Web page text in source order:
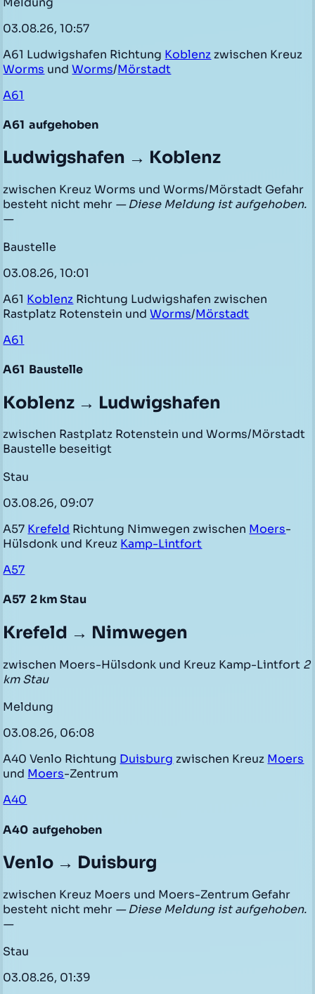
03.08.26, 10:57
A61 Ludwigshafen Richtung Koblenz zwischen Kreuz
Worms undWorms/Mörstadt
A61
A61 aufgehoben
Ludwigshafen → Koblenz
zwischen Kreuz Worms und Worms/Mörstadt Gefahr
besteht nicht mehr — Diese Meldung ist aufgehoben.
—
Baustelle
03.08.26, 10:01
A61 Koblenz Richtung Ludwigshafen zwischen
Rastplatz Rotenstein undWorms/Mörstadt
A61
A61 Baustelle
Koblenz → Ludwigshafen
zwischen Rastplatz Rotenstein und Worms/Mörstadt
Baustelle beseitigt
Stau
03.08.26, 09:07
A57 Krefeld Richtung Nimwegen zwischen Moers-
Hülsdonk und Kreuz Kamp-Lintfort
A57
A57 2 km Stau
Krefeld → Nimwegen
zwischen Moers-Hülsdonk und Kreuz Kamp-Lintfort 2
km Stau
Meldung
03.08.26, 06:08
A40 Venlo Richtung Duisburg zwischen Kreuz Moers
und Moers-Zentrum
A40
A40 aufgehoben
Venlo → Duisburg
zwischen Kreuz Moers und Moers-Zentrum Gefahr
besteht nicht mehr — Diese Meldung ist aufgehoben.
—
Stau
03.08.26, 01:39